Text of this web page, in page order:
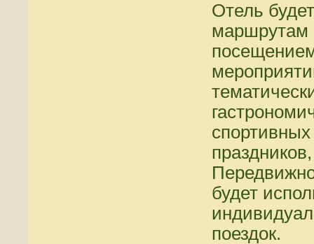
Отель
маршрутам
будет
поездок.